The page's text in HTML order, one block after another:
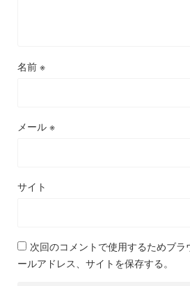
名前 ※
メール ※
サイト
次回のコメントで使用するためブ
ールアドレス、サイトを保存する。